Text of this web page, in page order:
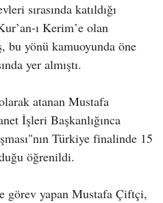
sırasında katıldığı
ı Kerim’e olan
yönü kamuoyunda öne
yer almıştı.
atanan Mustafa
İşleri Başkanlığınca
Türkiye finalinde 15
öğrenildi.
görev yapan Mustafa Çiftçi,